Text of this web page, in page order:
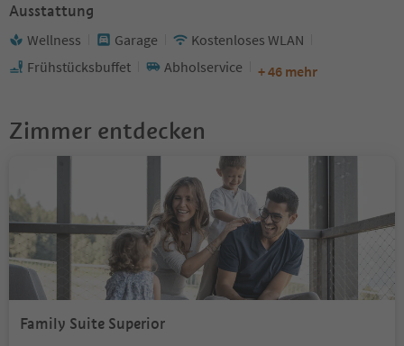
Ausstattung
Wellness Garage
Kostenloses WLAN
Frühstücksbuffet
Abholservice + 46 mehr
Zimmer entdecken
Family Suite Superior